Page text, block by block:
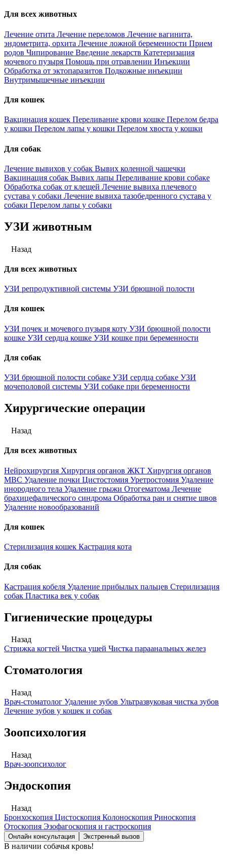
Для всех животных
Лечение отита Лечение переломов Лечение вагинита,
эндометрита, орхита Лечение ложной беременности Прием
родов Чипирование Введение лекарств Катетеризация
мочевого пузыря Помощь при отравлении Инъекции
Обработка от эктопаразитов Подкожные инъекции
Внутримышечные инъекции
Для кошек
Вакцинация кошек Переливание крови кошке Перелом бедра
у кошки Перелом лапы у кошки Перелом хвоста у кошки
Для собак
Лечение вывихов у собак Вывих коленной чашечки
Вакцинация собак Вывих лапы Переливание крови собаке
Обработка собак от клещей Лечение вывиха плечевого
сустава у собаки Лечение вывиха тазобедренного сустава у
собаки Перелом лапы у собаки
УЗИ животным
Назад
Для всех животных
УЗИ репродуктивной системы УЗИ брюшной полости
Для кошек
УЗИ почек и мочевого пузыря коту УЗИ брюшной полости
кошке УЗИ сердца кошке УЗИ кошке при беременности
Для собак
УЗИ брюшной полости собаке УЗИ сердца собаке УЗИ
мочеполовой системы УЗИ собаке при беременности
Хирургические операции
Назад
Для всех животных
Нейрохирургия Хирургия органов ЖКТ Хирургия органов
МВС Удаление почки Цистостомия Уретростомия Удаление
инородного тела Удаление грыжи Отогематома Лечение
брахицефалического синдрома Обработка ран и снятие швов
Удаление новообразований
Для кошек
Стерилизация кошек Кастрация кота
Для собак
Кастрация кобеля Удаление прибылых пальцев Стерилизация
собак Пластика век у собак
Гигиенические процедуры
Назад
Стрижка когтей Чистка ушей Чистка параанальных желез
Стоматология
Назад
Врач-стоматолог Удаление зубов Ультразвуковая чистка зубов
Лечение зубов у кошек и собак
Зоопсихология
Назад
Врач-зоопсихолог
Эндоскопия
Назад
Бронхоскопия Цистоскопия Колоноскопия Риноскопия
Отоскопия Эзофагоскопия и гастроскопия
Онлайн консультация Экстренный вызов
В наличии собачья кровь!